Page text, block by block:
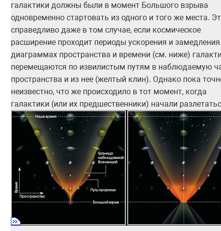
галактики должны были в момент Большого взрыва
одновременно стартовать из одного и того же места.
справедливо даже в том случае, если космическое
расширение проходит периоды ускорения и
диаграммах пространства и времени (см. ниже)
перемещаются по извилистым путям в наблюдаемую
пространства и из нее (желтый клин). Однако пока
неизвестно, что же происходило в тот момент, когда
галактики (или их предшественники) начали